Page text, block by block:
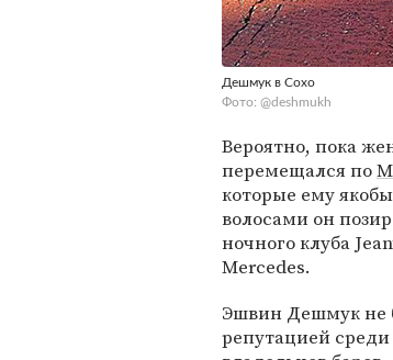
Дешмук в Сохо
Фото: @deshmukh
Вероятно, пока
перемещался по
которые ему
волосами он
ночного клуба
Mercedes.
Эшвин Дешмук не
репутацией среди